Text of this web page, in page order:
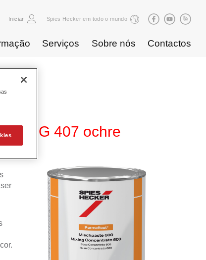
Iniciar Spies Hecker em todo o mundo
Serviços Sobre nós Contactos
NG 407 ochre